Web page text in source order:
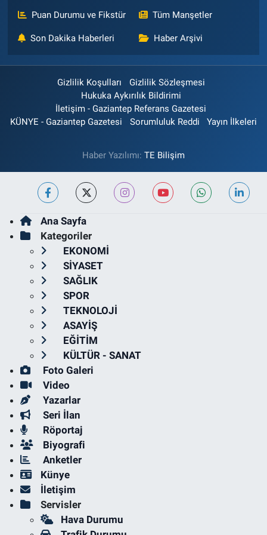
Puan Durumu ve Fikstür Tüm Manşetler
Son Dakika Haberleri Haber Arşivi
Gizlilik Koşulları
Gizlilik Sözleşmesi
Hukuka Aykırılık Bildirimi
İletişim - Gaziantep Referans Gazetesi
KÜNYE - Gaziantep Gazetesi
Sorumluluk Reddi Yayın İlkeleri
Haber Yazılımı: TE Bilişim
Ana Sayfa
Kategoriler
EKONOMİ
SİYASET
SAĞLIK
SPOR
TEKNOLOJİ
ASAYİŞ
EĞİTİM
KÜLTÜR - SANAT
Foto Galeri
Video
Yazarlar
Seri İlan
Röportaj
Biyografi
Anketler
Künye
İletişim
Servisler
Hava Durumu